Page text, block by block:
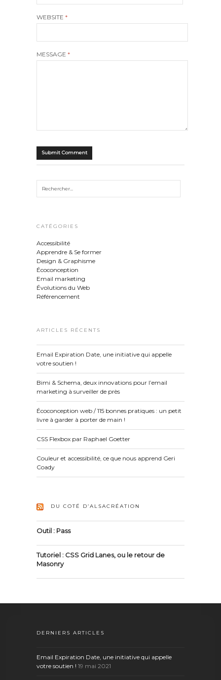
WEBSITE *
MESSAGE *
CATÉGORIES
Accessibilité
Apprendre & Se former
Design & Graphisme
Écoconception
Email marketing
Évolutions du Web
Référencement
ARTICLES RÉCENTS
Email Expiration Date, une initiative qui appelle
votre soutien !
Bimi & Schema, deux innovations pour l’email
marketing à surveiller de près
Écoconception web / 115 bonnes pratiques : un petit
livre à garder à porter de main !
CSS Flexbox par Raphael Goetter
Couleur et accessibilité, ce que nous apprend Geri
Coady
DU COTÉ D’ALSACRÉATION
Outil : Pass
Tutoriel : CSS Grid Lanes, ou le retour de
Masonry
DERNIERS ARTICLES
Email Expiration Date, une initiative qui appelle
votre soutien ! 19 mai 2021